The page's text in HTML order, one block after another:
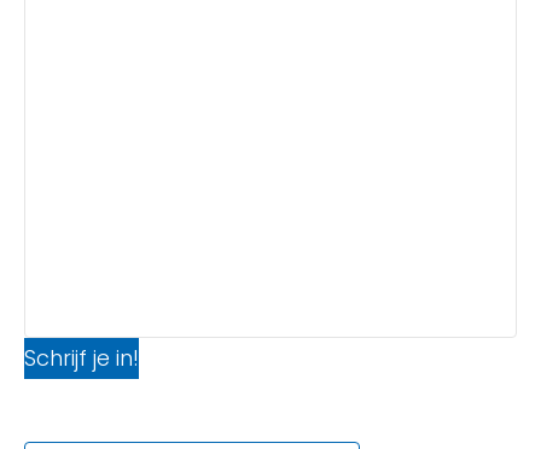
Schrijf je in!